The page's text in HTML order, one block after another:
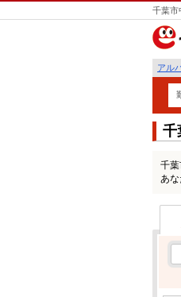
千葉市
アル
千
千
あな
勤